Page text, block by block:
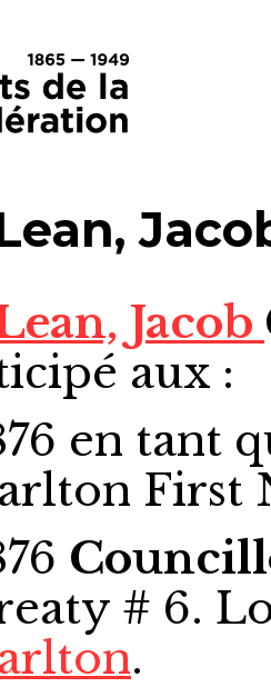
Jacob
aux :
en tant
First
# 6.
.